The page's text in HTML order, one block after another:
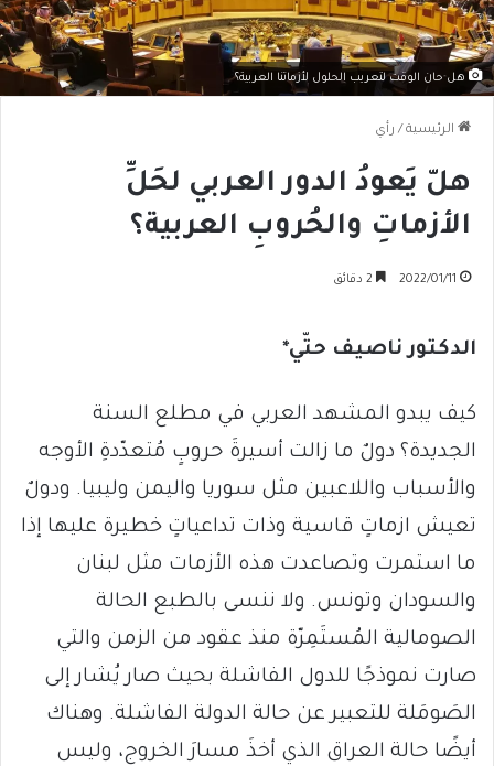
هل حان الوقت لتعريب الحلول لأزماتنا العربية؟
الرئيسية / رأي
هلّ يَعودُ الدور العربي لحَلِّ
الأزماتِ والحُروبِ العربية؟
2022/01/11
الدكتور ناصيف حتّي*
كيف يبدو المشهد العربي في مطلع السنة
الجديدة؟ دولٌ ما زالت أسيرةَ حروبٍ مُتعدّدةِ الأوجه
والأسباب واللاعبين مثل سوريا واليمن وليبيا. ودولٌ
تعيش ازماتٍ قاسية وذات تداعياتٍ خطيرة عليها إذا
ما استمرت وتصاعدت هذه الأزمات مثل لبنان
والسودان وتونس. ولا ننسى بالطبع الحالة
الصومالية المُستَمِرّة منذ عقود من الزمن والتي
صارت نموذجًا للدول الفاشلة بحيث صار يُشار إلى
الصَومَلة للتعبير عن حالة الدولة الفاشلة. وهناك
أيضًا حالة العراق الذي أخذَ مسارَ الخروج، وليس